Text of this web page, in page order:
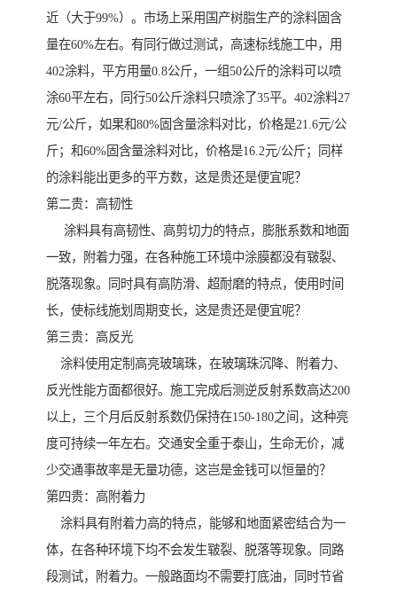
近（大于99%）。市场上采用国产树脂生产的涂料固含
量在60%左右。有同行做过测试，高速标线施工中，用
402涂料，平方用量0.8公斤，一组50公斤的涂料可以喷
涂60平左右，同行50公斤涂料只喷涂了35平。402涂料27
元/公斤，如果和80%固含量涂料对比，价格是21.6元/公
斤；和60%固含量涂料对比，价格是16.2元/公斤；同样
的涂料能出更多的平方数，这是贵还是便宜呢？
第二贵：高韧性
涂料具有高韧性、高剪切力的特点，膨胀系数和地面
一致，附着力强，在各种施工环境中涂膜都没有皲裂、
脱落现象。同时具有高防滑、超耐磨的特点，使用时间
长，使标线施划周期变长，这是贵还是便宜呢？
第三贵：高反光
涂料使用定制高亮玻璃珠，在玻璃珠沉降、附着力、
反光性能方面都很好。施工完成后测逆反射系数高达200
以上，三个月后反射系数仍保持在150-180之间，这种亮
度可持续一年左右。交通安全重于泰山，生命无价，减
少交通事故率是无量功德，这岂是金钱可以恒量的？
第四贵：高附着力
涂料具有附着力高的特点，能够和地面紧密结合为一
体，在各种环境下均不会发生皲裂、脱落等现象。同路
段测试，附着力。一般路面均不需要打底油，同时节省